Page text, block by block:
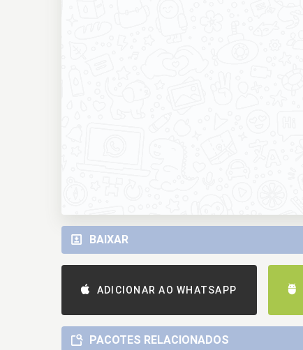
BAIXAR
ADICIONAR AO WHATSAPP
PACOTES RELACIONADOS